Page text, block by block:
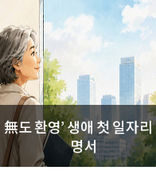
도 환영’ 생애 첫 일자리 도전 설
명서